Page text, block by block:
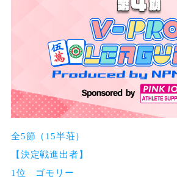
全5節（15半荘）
【決定戦進出者】
1位 ゴモリー